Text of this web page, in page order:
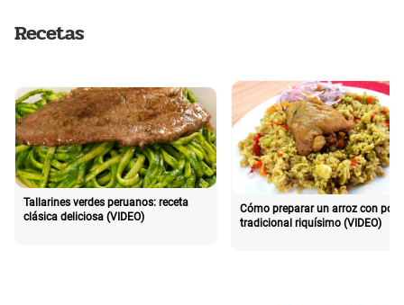
Recetas
Tallarines verdes peruanos: receta
clásica deliciosa (VIDEO)
Cómo preparar un arroz con pollo
tradicional riquísimo (VIDEO)